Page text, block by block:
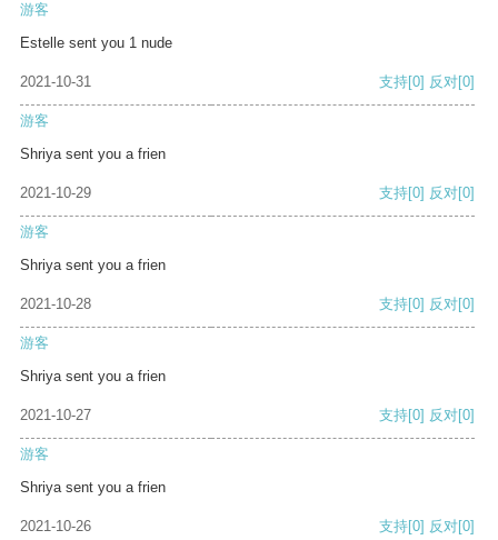
游客
Estelle sent you 1 nude
2021-10-31 支持[0] 反对[0]
游客
Shriya sent you a frien
2021-10-29 支持[0] 反对[0]
游客
Shriya sent you a frien
2021-10-28 支持[0] 反对[0]
游客
Shriya sent you a frien
2021-10-27 支持[0] 反对[0]
游客
Shriya sent you a frien
2021-10-26 支持[0] 反对[0]